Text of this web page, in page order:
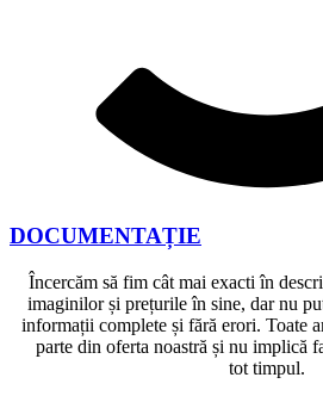
DOCUMENTAȚIE
Încercăm să fim cât mai exacti în
imaginilor și prețurile în sine, dar nu
informații complete și fără erori. Toate
parte din oferta noastră și nu implică
tot timpul.